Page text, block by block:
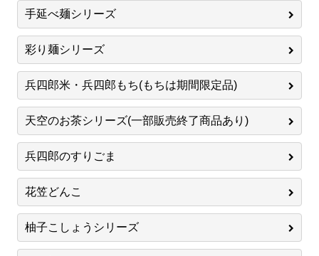
手延べ麺シリーズ
彩り麺シリーズ
兵四郎米・兵四郎もち(もちは期間限定品)
天空のお茶シリーズ(一部販売終了商品あり)
兵四郎のすりごま
花笠どんこ
柚子こしょうシリーズ